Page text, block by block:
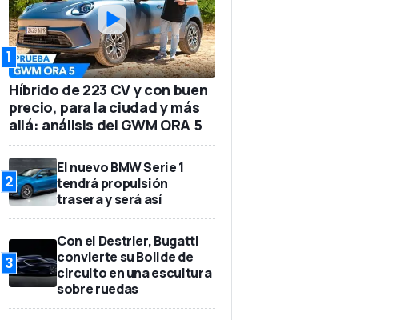
1
Híbrido de 223 CV y con buen
precio, para la ciudad y más
allá: análisis del GWM ORA 5
2
El nuevo BMW Serie 1
tendrá propulsión
trasera y será así
3
Con el Destrier, Bugatti
convierte su Bolide de
circuito en una escultura
sobre ruedas